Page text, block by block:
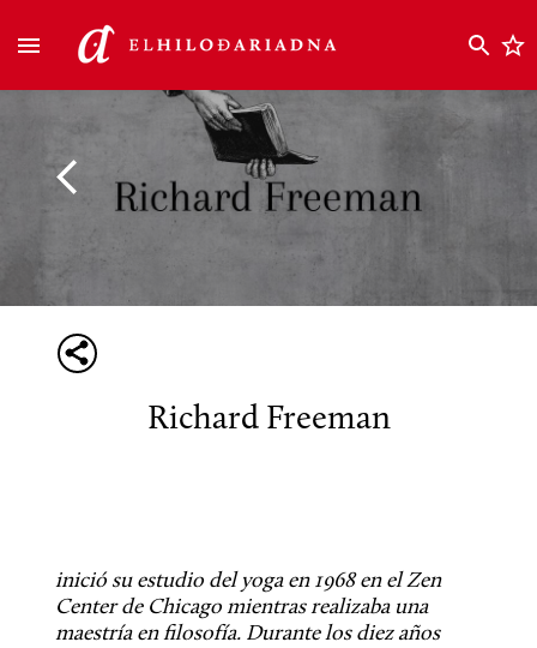
Richard Freeman
inició su estudio del yoga en 1968 en el Zen
Center de Chicago mientras realizaba una
maestría en filosofía. Durante los diez años